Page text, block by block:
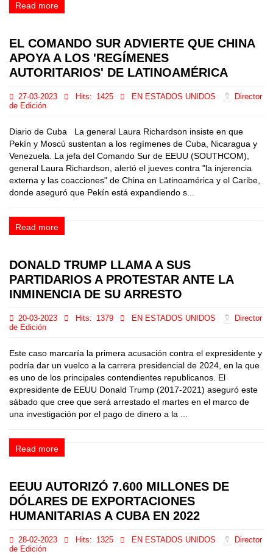
Read more
EL COMANDO SUR ADVIERTE QUE CHINA
APOYA A LOS 'REGÍMENES
AUTORITARIOS' DE LATINOAMÉRICA
27-03-2023 Hits: 1425 EN ESTADOS UNIDOS
Director
de Edición
Diario de Cuba La general Laura Richardson insiste en que
Pekín y Moscú sustentan a los regímenes de Cuba, Nicaragua y
Venezuela. La jefa del Comando Sur de EEUU (SOUTHCOM),
general Laura Richardson, alertó el jueves contra "la injerencia
externa y las coacciones" de China en Latinoamérica y el Caribe,
donde aseguró que Pekín está expandiendo s...
Read more
DONALD TRUMP LLAMA A SUS
PARTIDARIOS A PROTESTAR ANTE LA
INMINENCIA DE SU ARRESTO
20-03-2023 Hits: 1379 EN ESTADOS UNIDOS
Director
de Edición
Este caso marcaría la primera acusación contra el expresidente y
podría dar un vuelco a la carrera presidencial de 2024, en la que
es uno de los principales contendientes republicanos. El
expresidente de EEUU Donald Trump (2017-2021) aseguró este
sábado que cree que será arrestado el martes en el marco de
una investigación por el pago de dinero a la ...
Read more
EEUU AUTORIZÓ 7.600 MILLONES DE
DÓLARES DE EXPORTACIONES
HUMANITARIAS A CUBA EN 2022
28-02-2023 Hits: 1325 EN ESTADOS UNIDOS
Director
de Edición